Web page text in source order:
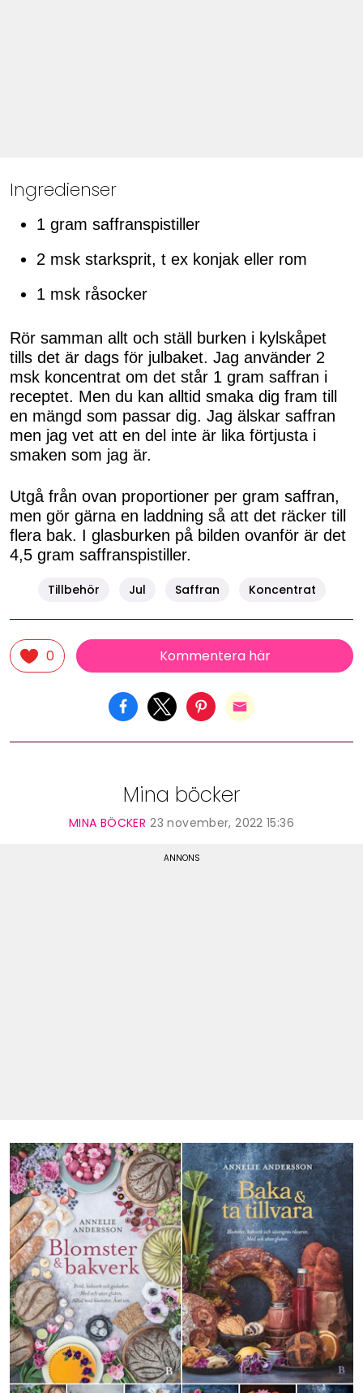
Ingredienser
1 gram saffranspistiller
2 msk starksprit, t ex konjak eller rom
1 msk råsocker
Rör samman allt och ställ burken i kylskåpet
tills det är dags för julbaket. Jag använder 2
msk koncentrat om det står 1 gram saffran i
receptet. Men du kan alltid smaka dig fram till
en mängd som passar dig. Jag älskar saffran
men jag vet att en del inte är lika förtjusta i
smaken som jag är.
Utgå från ovan proportioner per gram saffran,
men gör gärna en laddning så att det räcker till
flera bak. I glasburken på bilden ovanför är det
4,5 gram saffranspistiller.
Tillbehör Jul Saffran Koncentrat
0 Kommentera här
Mina böcker
MINA BÖCKER 23 november, 2022 15:36